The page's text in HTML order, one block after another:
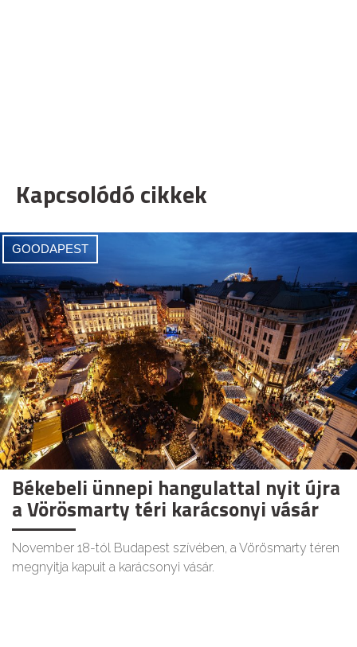
Kapcsolódó cikkek
GOODAPEST
Békebeli ünnepi hangulattal nyit újra
a Vörösmarty téri karácsonyi vásár
November 18-tól Budapest szívében, a Vörösmarty téren
megnyitja kapuit a karácsonyi vásár.